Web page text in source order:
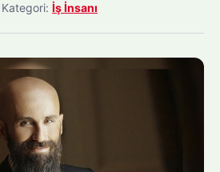
Kategori: İş İnsanı